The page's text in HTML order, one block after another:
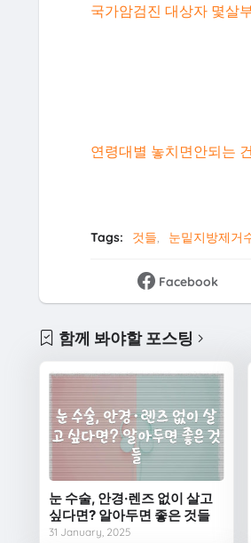
국가암검진 대상자 몇살
연령대별 놓치면안되는
Tags: 것들 눈밑지방제거
Facebook
함께 봐야할 포스팅
눈 수술, 안경·렌즈 없이 살고
싶다면? 알아두면 좋은 것들
31 January, 2025